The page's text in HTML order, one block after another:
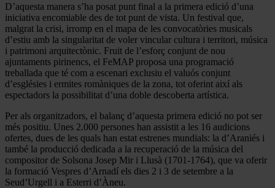
D’aquesta manera s’ha posat punt final a la primera edició d’una
iniciativa encomiable des de tot punt de vista. Un festival que,
malgrat la crisi, irromp en el mapa de les convocatòries musicals
d’estiu amb la singularitat de voler vincular cultura i territori, música
i patrimoni arquitectònic. Fruit de l’esforç conjunt de nou
ajuntaments pirinencs, el FeMAP proposa una programació
treballada que té com a escenari exclusiu el valuós conjunt
d’esglésies i ermites romàniques de la zona, tot oferint així als
espectadors la possibilitat d’una doble descoberta artística.
Per als organitzadors, el balanç d’aquesta primera edició no pot ser
més positiu. Unes 2.000 persones han assistit a les 16 audicions
ofertes, dues de les quals han estat estrenes mundials: la d’Araniés i
també la producció dedicada a la recuperació de la música del
compositor de Solsona Josep Mir i Llusà (1701-1764), que va oferir
la formació Vespres d’Arnadí els dies 2 i 3 de setembre a la
Seud’Urgell i a Esterri d’Àneu.